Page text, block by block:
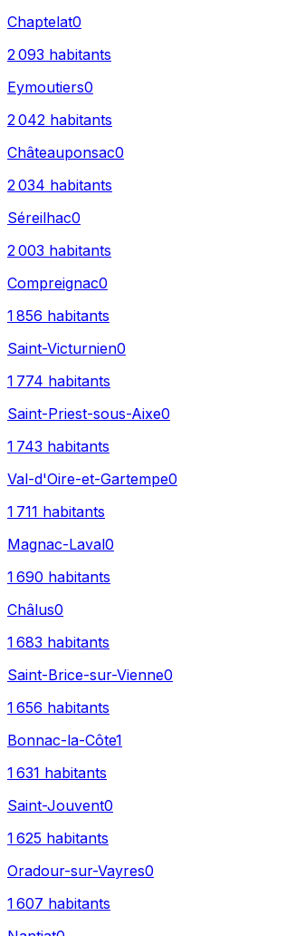
Chaptelat0
2 093 habitants
Eymoutiers0
2 042 habitants
Châteauponsac0
2 034 habitants
Séreilhac0
2 003 habitants
Compreignac0
1 856 habitants
Saint-Victurnien0
1 774 habitants
Saint-Priest-sous-Aixe0
1 743 habitants
Val-d'Oire-et-Gartempe0
1 711 habitants
Magnac-Laval0
1 690 habitants
Châlus0
1 683 habitants
Saint-Brice-sur-Vienne0
1 656 habitants
Bonnac-la-Côte1
1 631 habitants
Saint-Jouvent0
1 625 habitants
Oradour-sur-Vayres0
1 607 habitants